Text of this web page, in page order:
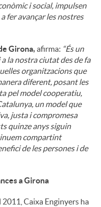
i social, impulsen
fer avançar les nostres
Girona, afirma: “És un
la nostra ciutat des de fa
organitzacions que
diferent, posant les
pel model cooperatiu,
un model que
justa i compromesa
quinze anys siguin
compartint
de les persones i de
a Girona
2011, Caixa Enginyers ha